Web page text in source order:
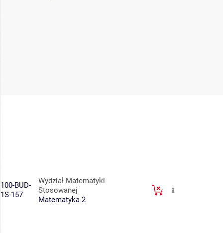
100-BUD-
1S-157
Wydział Matematyki
Stosowanej
Matematyka 2